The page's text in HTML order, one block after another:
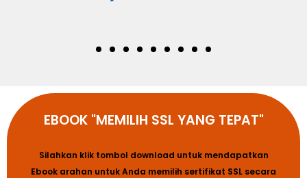
EBOOK "MEMILIH SSL YANG TEPAT"
Silahkan klik tombol download untuk mendapatkan
Ebook arahan untuk Anda memilih sertifikat SSL secara